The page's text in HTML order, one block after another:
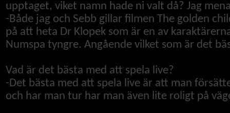
upptaget, viket namn hade ni valt då? Jag
-Både jag och Sebb gillar filmen The golden
på att heta Dr Klopek som är en av
Numspa tyngre. Angående vilket som är det
Vad är det bästa med att spela live?
-Det bästa med att spela live är att man
och har man tur har man även lite roligt på